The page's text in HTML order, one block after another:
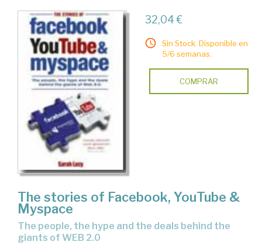
32,04 €
Sin Stock. Disponible en
5/6 semanas.
COMPRAR
The stories of Facebook, YouTube &
Myspace
the people, the hype and the deals behind the
giants of WEB 2.0